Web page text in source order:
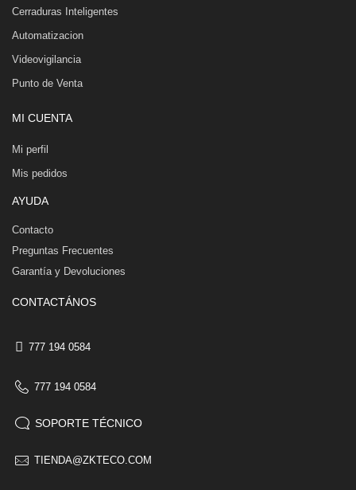
Cerraduras Inteligentes
Automatizacion
Videovigilancia
Punto de Venta
MI CUENTA
Mi perfil
Mis pedidos
AYUDA
Contacto
Preguntas Frecuentes
Garantía y Devoluciones
CONTACTÁNOS
777 194 0584
777 194 0584
SOPORTE TÉCNICO
TIENDA@ZKTECO.COM